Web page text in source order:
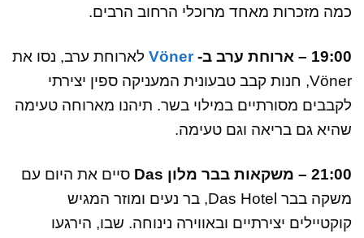
כמה מזכרות מאחד מרוכלי הרחוב הרבים.
19:00 – ארוחת ערב ב- Vöner לארוחת ערב, נסו את
Vöner, חנות קבב טבעונית המעניקה ספין יצירתי
לקבבים מסורתיים במילוי בשר. תיהנו מארוחה טעימה
שהיא גם בריאה וגם טעימה.
21:00 – משקאות בבר מלון Das
סיים את היום עם
משקה בבר Das Hotel, בר נעים ומוזר המגיש
קוקטיילים יצירתיים ובאווירה נינוחה. שבו, הירגעו